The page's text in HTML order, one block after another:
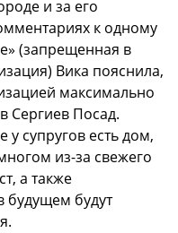
и за его
к одному
(запрещенная в
Вика пояснила,
максимально
Сергиев Посад.
супругов есть дом,
из-за свежего
а также
будущем будут